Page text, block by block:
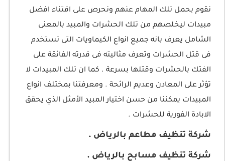
نقوم بحمل تلك المهام عنهم ونحرص على اقتناء افضل
مبيدات ليخلصهم من تلك الحشرات والمبيد بالمعنى
الشامل يعرف بانه جميع انواع الكيماويات التى تستخدم
فى قتل الحشرات وتعرف مثاليته فى قدرته الفائقة على
الفتك بالحشرات وقتلها بسرعة . كما ان تلك المبيدات لا
تؤثر على المعادن وعديم الرائحة . ومعرفتنا بمختلف انواع
المبيدات يمكننا من حسن اختيار المبيد الأمثل الذي يحقق
الابادة الفورية للحشرات .
شركة تنظيف مطاعم بالرياض .
شركة تنظيف مسابح بالرياض .